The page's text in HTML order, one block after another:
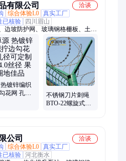
有限公司
洽谈
综合体验L0 真实工厂
已核验
四川眉山
边坡防护网、玻璃钢格栅板、土工
栅、钢格栅、护栏网、勾花网、刀
栏、草坪护栏、球场围栏、PVC护
栏、仓库隔离网、镀锌钢格板、锌
丝
镀锌编织
花网 孔径
不锈钢刀片刺绳
BTO-22螺旋式蛇
公司
洽谈
综合体验L0 真实工厂
已核验 河北衡水